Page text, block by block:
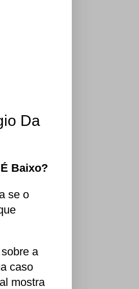
Da
Baixo?
se o
a
caso
mostra